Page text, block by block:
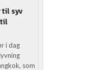
til syv
til
i dag
som